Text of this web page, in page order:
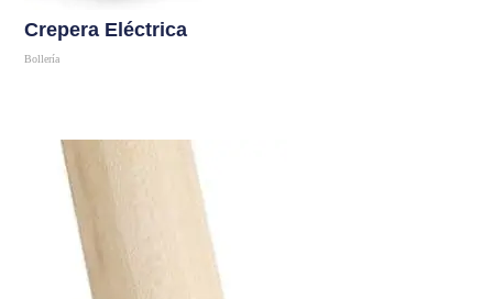
Crepera Eléctrica
Bollería